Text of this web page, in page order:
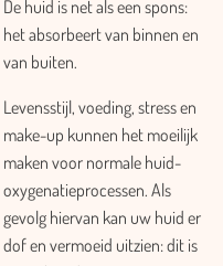
De huid is net als een spons:
het absorbeert van binnen en
van buiten.
Levensstijl, voeding, stress en
make-up kunnen het moeilijk
maken voor normale huid-
oxygenatieprocessen. Als
gevolg hiervan kan uw huid er
dof en vermoeid uitzien: dit is